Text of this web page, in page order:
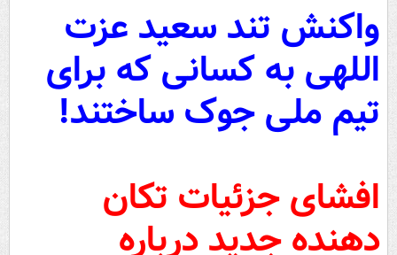
واکنش تند سعید عزت
اللهی به کسانی که برای
تیم ملی جوک ساختند!
افشای جزئیات تکان
دهنده جدید درباره